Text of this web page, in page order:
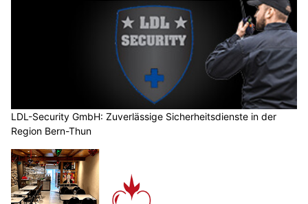
LDL-Security GmbH: Zuverlässige Sicherheitsdienste in der
Region Bern-Thun